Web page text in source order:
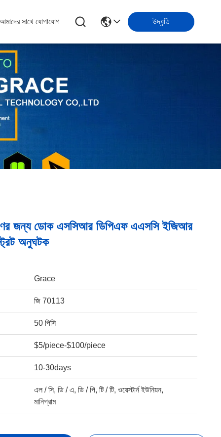
আমাদের সাথে যোগাযোগ উদ্ধৃতি
জন্য ডোক এসসিআর ডিপিএফ এএসসি ইজিআর
অনুঘটক
Grace
জি 70113
50 পিসি
$5/piece-$100/piece
10-30days
এল / সি, ডি / এ, ডি / পি, টি / টি, ওয়েস্টার্ন ইউনিয়ন,
মানিগ্রাম